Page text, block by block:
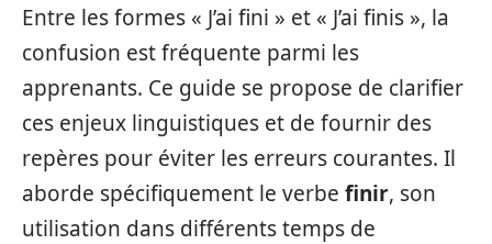
Entre les formes « J’ai fini » et « J’ai finis », la
confusion est fréquente parmi les
apprenants. Ce guide se propose de clarifier
ces enjeux linguistiques et de fournir des
repères pour éviter les erreurs courantes. Il
aborde spécifiquement le verbe finir, son
utilisation dans différents temps de